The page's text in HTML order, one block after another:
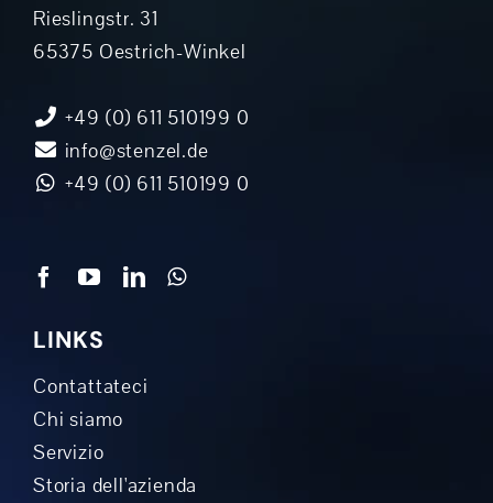
Rieslingstr. 31
65375 Oestrich-Winkel
+49 (0) 611 510199 0
info@stenzel.de
+49 (0) 611 510199 0
LINKS
Contattateci
Chi siamo
Servizio
Storia dell'azienda